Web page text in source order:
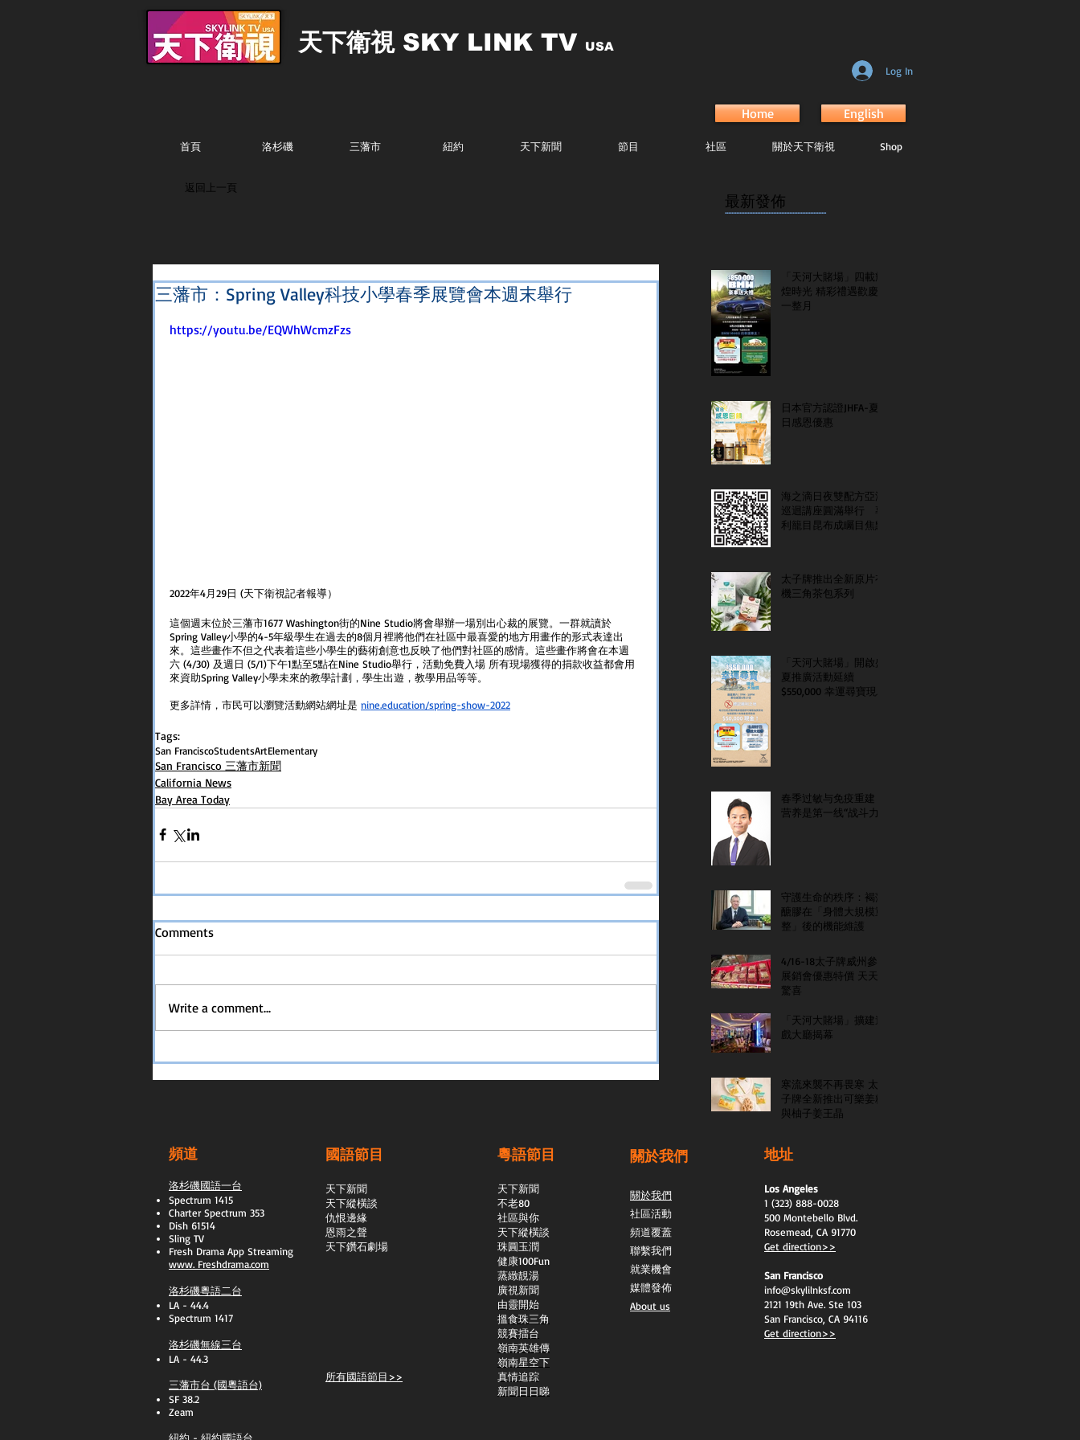
天下衛視SKY LINK TV USA
Log In
Home English
首頁 洛杉磯 三藩市 紐約 天下新聞 節目 社區 關於天下衛視 Shop
返回上一頁
三藩市：Spring Valley科技小學春季展覽會本週末舉行
https://youtu.be/EQWhWcmzFzs
2022年4月29日 (天下衛視記者報導）
這個週末位於三藩市1677 Washington街的Nine Studio將會舉辦一場別出心裁的展覽。一群就讀於
Spring Valley小學的4-5年級學生在過去的8個月裡將他們在社區中最喜愛的地方用畫作的形式表達出
來。這些畫作不但之代表着這些小學生的藝術創意也反映了他們對社區的感情。這些畫作將會在本週
六 (4/30) 及週日 (5/1)下午1點至5點在Nine Studio舉行，活動免費入場 所有現場獲得的捐款收益都會用
來資助Spring Valley小學未來的教學計劃，學生出遊，教學用品等等。
更多詳情，市民可以瀏覽活動網站網址是 nine.education/spring-show-2022
Tags:
San FranciscoStudentsArtElementary
San Francisco 三藩市新聞
California News
Bay Area Today
Comments
Write a comment...
最新發佈
...............................................................
「天河大賭場」四載輝
煌時光 精彩禮遇歡慶
一整月
日本官方認證JHFA-夏
日感恩優惠
海之滴日夜雙配方亞洲
巡迴講座圓滿舉行 專
利籠目昆布成矚目焦點
太子牌推出全新原片有
機三角茶包系列
「天河大賭場」開啟盛
夏推廣活動延續
$550,000 幸運尋寶現金
春季过敏与免疫重建：
营养是第一线“战斗力”
守護生命的秩序：褐藻
醣膠在「身體大規模重
整」後的機能維護
4/16-18太子牌威州參
展銷會優惠特價 天天
驚喜
「天河大賭場」擴建遊
戲大廳揭幕
寒流來襲不再畏寒 太
子牌全新推出可樂姜糖
與柚子姜王晶
頻道
洛杉磯國語一台
Spectrum 1415
Charter Spectrum 353
Dish 61514
Sling TV
​Fresh Drama App Streaming
www. Freshdrama.com
洛杉磯粵語二台
LA - 44.4
Spectrum 1417
洛杉磯無線三台
LA - 44.3
三藩市台 (國粵語台)
SF 38.2
Zeam
國語節目
天下新聞
天下縱橫談
​仇恨邊緣
恩雨之聲
天下鑽石劇場
所有國語節目>>
粵語節目
天下新聞
不老80
社區與你
天下縱橫談
​珠圓玉潤
​健康100Fun
蒸緻靚湯
​廣視新聞
由靈開始
搵食珠三角
競賽擂台
嶺南英雄傳
嶺南星空下
真情追踪
新聞日日睇
關於我們
關於我們
社區活動
頻道覆蓋
聯繫我們
就業機會
媒體發佈
About us
地址
Los Angeles
1 (323) 888-0028
500 Montebello Blvd.
Rosemead, CA 91770
Get direction>>
San Francisco
info@skylilnksf.com
2121 19th Ave. Ste 103
San Francisco, CA 94116
Get direction>>